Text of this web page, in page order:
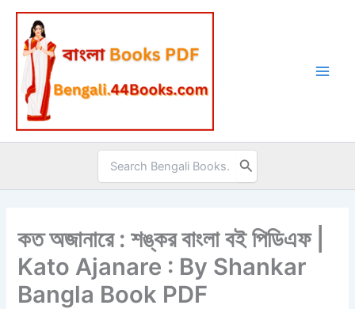
Skip
content
Search
for:
কত অজানারে : শঙ্কর বাংলা বই পিডিএফ |
Kato Ajanare : By Shankar
Bangla Book PDF